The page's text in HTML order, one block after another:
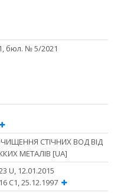
бюл. № 5/2021
СТІЧНИХ ВОД ВІД
МЕТАЛІВ [UA]
U, 12.01.2015
С1, 25.12.1997